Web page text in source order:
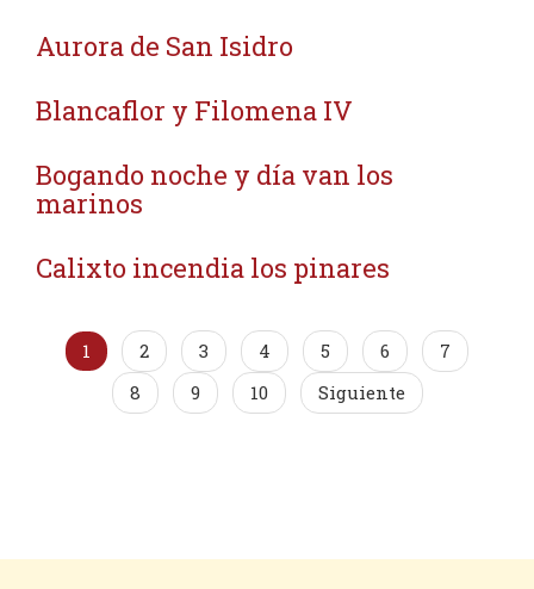
Aurora de San Isidro
Blancaflor y Filomena IV
Bogando noche y día van los
marinos
Calixto incendia los pinares
1 2 3 4 5 6
7
8
9 10 Siguiente